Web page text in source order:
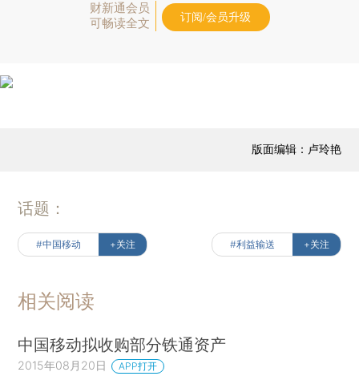
财新通会员
可畅读全文
订阅/会员升级
版面编辑：卢玲艳
话题：
#中国移动 +关注 #利益输送 +关注
相关阅读
中国移动拟收购部分铁通资产
2015年08月20日 APP打开